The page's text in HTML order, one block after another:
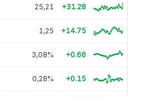
25,21 +31.28
1,25 +14.75
3,08% +0.66
0,28% +0.15